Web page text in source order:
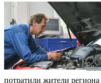
потратили жители